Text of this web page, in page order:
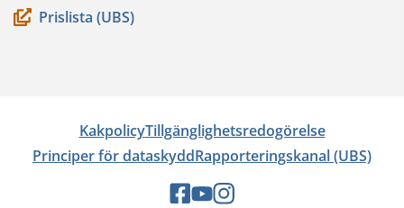
Prislista (UBS)
KakpolicyTillgänglighetsredogörelse
Principer för dataskyddRapporteringskanal (UBS)
Sociala
Sociala
Sociala